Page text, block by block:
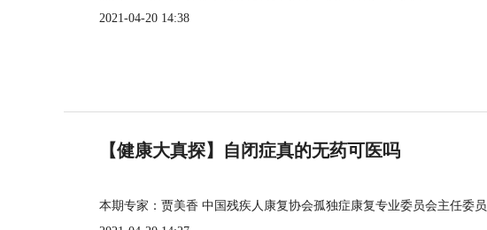
2021-04-20 14:38
【健康大真探】自闭症真的无药可医吗
本期专家：贾美香 中国残疾人康复协会孤独症康复专业委员会主任委员